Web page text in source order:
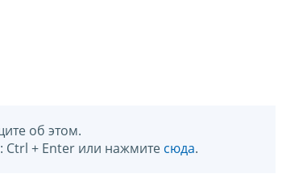
об этом.
Ctrl + Enter или нажмите сюда.